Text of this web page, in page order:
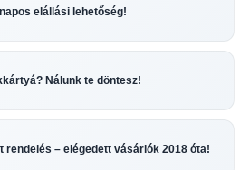
elállási lehetőség!
Nálunk te döntesz!
rendelés – elégedett vásárlók 2018 óta!